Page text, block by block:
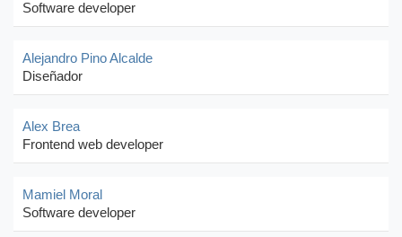
Software developer
Alejandro Pino Alcalde
Diseñador
Alex Brea
Frontend web developer
Mamiel Moral
Software developer